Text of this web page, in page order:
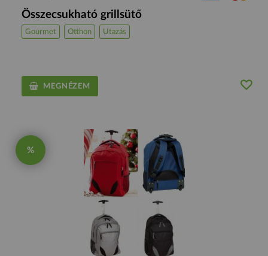
Összecsukható grillsütő
Gourmet Otthon Utazás
MEGNÉZEM
%